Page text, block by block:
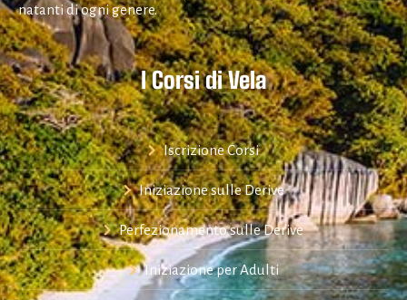
natanti di ogni genere.
I Corsi di Vela
Iscrizione Corsi
Iniziazione sulle Derive
Perfezionamento sulle Derive
Iniziazione per Adulti